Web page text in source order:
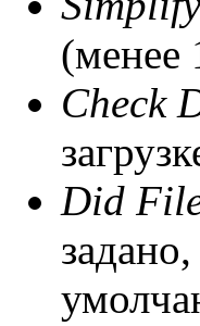
(менее
Check
Did
задано,